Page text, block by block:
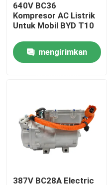
Tur Pabrik
Kontrol kualitas
Kasus
Quote request suatu
Kompresor AC EV Mobil
640V BC36
Kompresor AC Listrik
Untuk Mobil BYD T10
mengirimkan
387V BC28A Electric